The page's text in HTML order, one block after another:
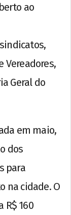
ao
Vereadores,
Geral do
em maio,
dos
para
na cidade. O
160